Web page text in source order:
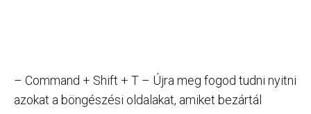
– Command + Shift + T – Újra meg fogod tudni nyitni
azokat a böngészési oldalakat, amiket bezártál